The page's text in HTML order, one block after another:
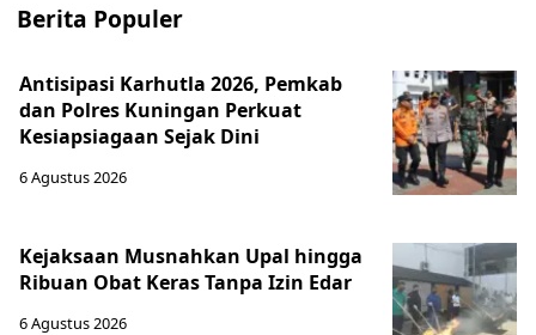
Berita Populer
Antisipasi Karhutla 2026, Pemkab
dan Polres Kuningan Perkuat
Kesiapsiagaan Sejak Dini
6 Agustus 2026
Kejaksaan Musnahkan Upal hingga
Ribuan Obat Keras Tanpa Izin Edar
6 Agustus 2026